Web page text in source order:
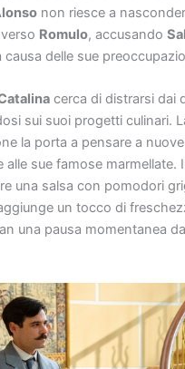
non riesce a
Romulo, accusando
causa delle sue
cerca di distrarsi dai
sui suoi progetti culinari.
la porta a pensare a
alle sue famose marmellate.
una salsa con pomodori
un tocco di
una pausa momentanea